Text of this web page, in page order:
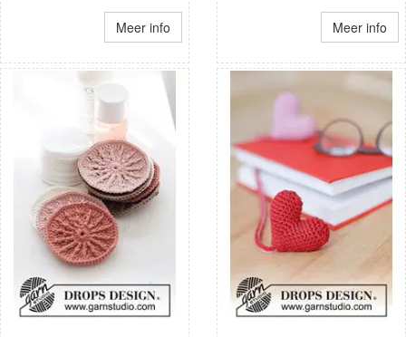
Meer info Meer info